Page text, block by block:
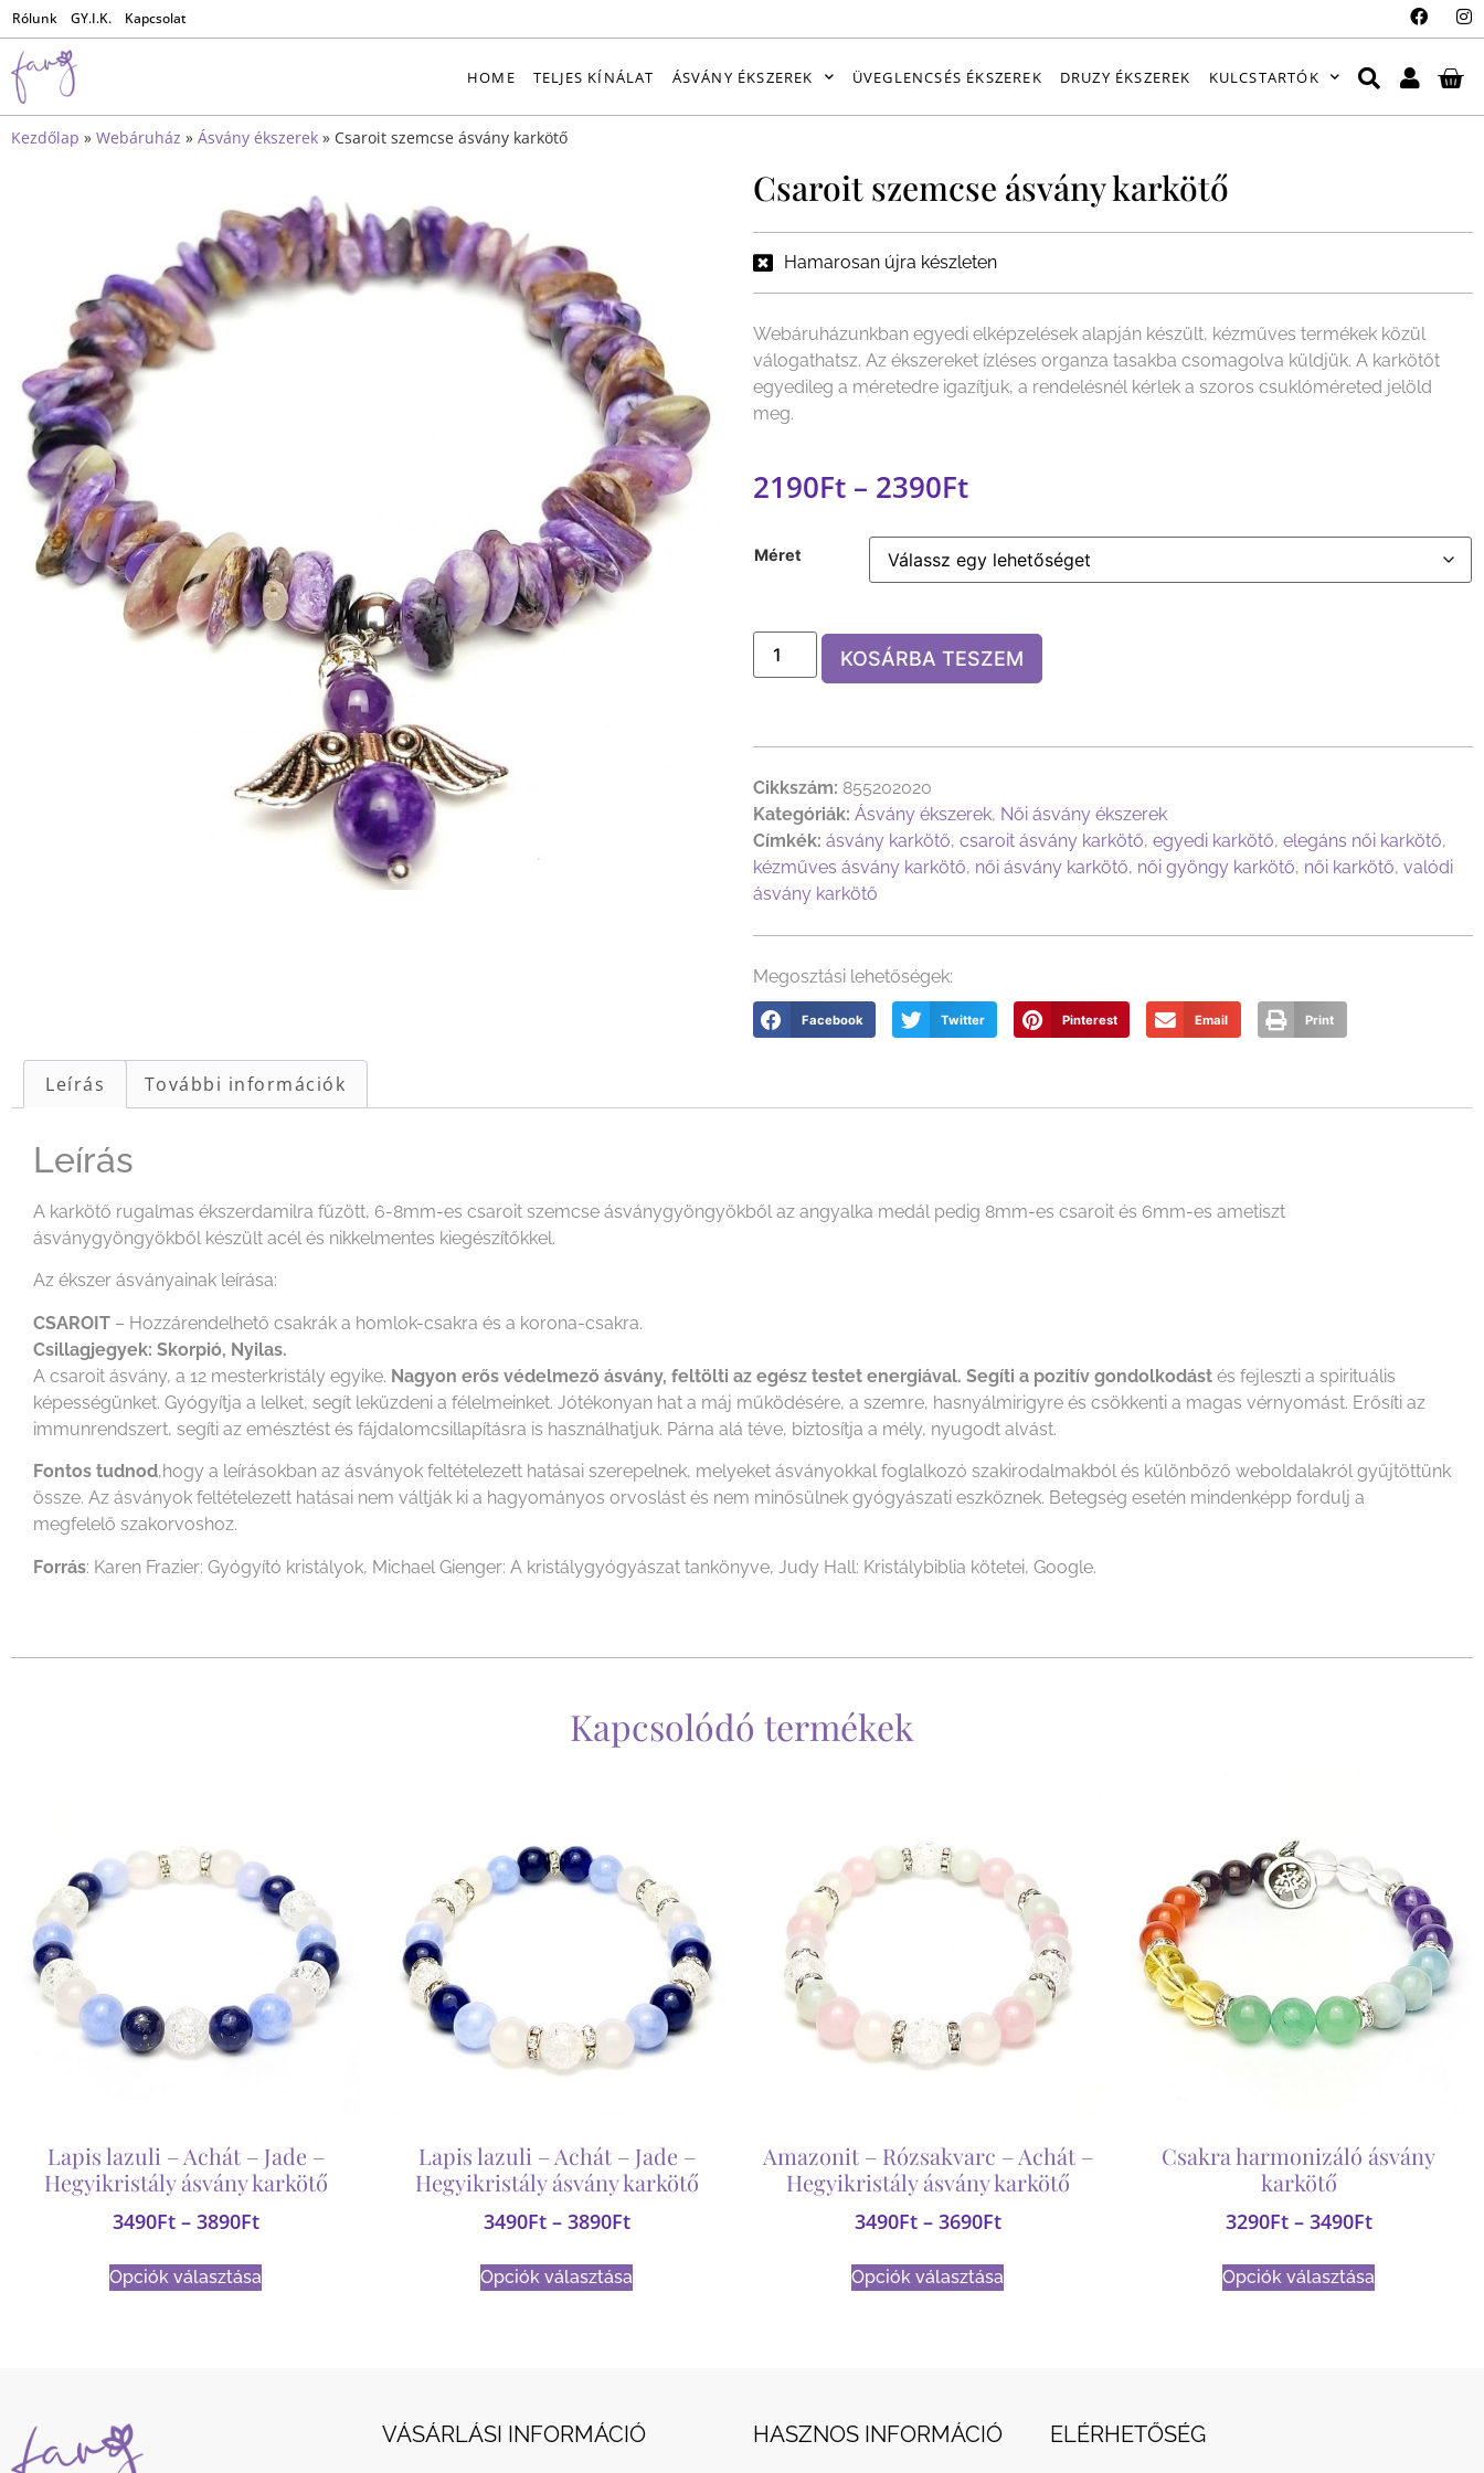
Rólunk GY.I.K. Kapcsolat
HOME TELJES KÍNÁLAT ÁSVÁNY ÉKSZEREK ÜVEGLENCSÉS ÉKSZEREK DRUZY ÉKSZEREK KULCSTARTÓK
Kezdőlap » Webáruház » Ásvány ékszerek » Csaroit szemcse ásvány karkötő
Csaroit szemcse ásvány karkötő
Hamarosan újra készleten
Webáruházunkban egyedi elképzelések alapján készült, kézműves termékek közül
válogathatsz. Az ékszereket ízléses organza tasakba csomagolva küldjük. A karkötőt
egyedileg a méretedre igazítjuk, a rendelésnél kérlek a szoros csuklóméreted jelöld
meg.
2190Ft – 2390Ft
Méret
KOSÁRBA TESZEM
Cikkszám: 855202020
Kategóriák: Ásvány ékszerek, Női ásvány ékszerek
Címkék: ásvány karkötő, csaroit ásvány karkötő, egyedi karkötő, elegáns női karkötő,
kézműves ásvány karkötő, női ásvány karkötő, női gyöngy karkötő, női karkötő, valódi
ásvány karkötő
Megosztási lehetőségek:
Facebook Twitter Pinterest Email Print
Leírás További információk
Leírás
A karkötő rugalmas ékszerdamilra fűzött, 6-8mm-es csaroit szemcse ásványgyöngyökből az angyalka medál pedig 8mm-es csaroit és 6mm-es ametiszt
ásványgyöngyökből készült acél és nikkelmentes kiegészítőkkel.
Az ékszer ásványainak leírása:
CSAROIT – Hozzárendelhető csakrák a homlok-csakra és a korona-csakra.
Csillagjegyek: Skorpió, Nyilas.
A csaroit ásvány, a 12 mesterkristály egyike. Nagyon erős védelmező ásvány, feltölti az egész testet energiával. Segíti a pozitív gondolkodást és fejleszti a spirituális
képességünket. Gyógyítja a lelket, segít leküzdeni a félelmeinket. Jótékonyan hat a máj működésére, a szemre, hasnyálmirigyre és csökkenti a magas vérnyomást. Erősíti az
immunrendszert, segíti az emésztést és fájdalomcsillapításra is használhatjuk. Párna alá téve, biztosítja a mély, nyugodt alvást.
Fontos tudnod,hogy a leírásokban az ásványok feltételezett hatásai szerepelnek, melyeket ásványokkal foglalkozó szakirodalmakból és különböző weboldalakról gyűjtöttünk
össze. Az ásványok feltételezett hatásai nem váltják ki a hagyományos orvoslást és nem minősülnek gyógyászati eszköznek. Betegség esetén mindenképp fordulj a
megfelelő szakorvoshoz.
Forrás: Karen Frazier: Gyógyító kristályok, Michael Gienger: A kristálygyógyászat tankönyve, Judy Hall: Kristálybiblia kötetei, Google.
Kapcsolódó termékek
Lapis lazuli – Achát – Jade –
Hegyikristály ásvány karkötő
3490Ft – 3890Ft
Opciók választása
Lapis lazuli – Achát – Jade –
Hegyikristály ásvány karkötő
3490Ft – 3890Ft
Opciók választása
Amazonit – Rózsakvarc – Achát –
Hegyikristály ásvány karkötő
3490Ft – 3690Ft
Opciók választása
Csakra harmonizáló ásvány
karkötő
3290Ft – 3490Ft
Opciók választása
VÁSÁRLÁSI INFORMÁCIÓ HASZNOS INFORMÁCIÓ ELÉRHETŐSÉG